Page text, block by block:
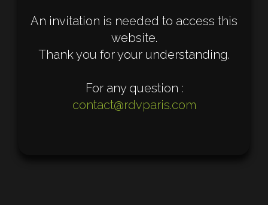
An invitation is needed to access this
website.
Thank you for your understanding.
For any question :
contact@rdvparis.com